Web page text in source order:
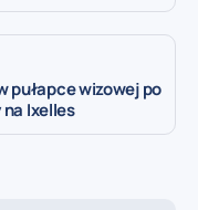
pułapce wizowej po
na Ixelles